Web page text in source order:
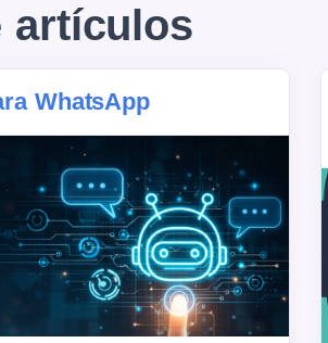
artículos
WhatsApp